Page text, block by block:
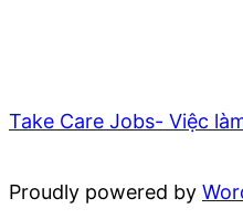
Take Care Jobs- Việc
Proudly powered by